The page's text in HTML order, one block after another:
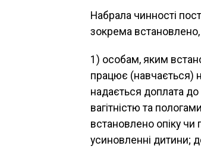
Набрала чинності
зокрема
1) особам, яким
працює (навчається)
надається доплата до
вагітністю та
встановлено опіку
усиновленні дитини;